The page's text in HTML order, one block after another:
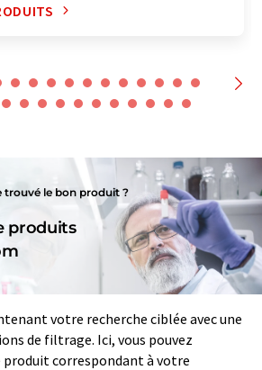
trouvé le bon produit ?
produits
votre recherche ciblée avec une
de filtrage. Ici, vous pouvez
correspondant à votre